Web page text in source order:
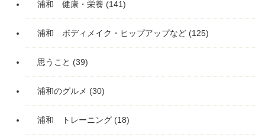
浦和 健康・栄養 (141)
浦和 ボディメイク・ヒップアップなど (125)
思うこと (39)
浦和のグルメ (30)
浦和 トレーニング (18)